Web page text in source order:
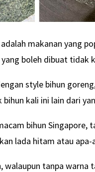
makanan yang
boleh dibuat tidak
style bihun
kali ini lain dari
bihun Singapore,
lada hitam atau apa-
walaupun tanpa warna